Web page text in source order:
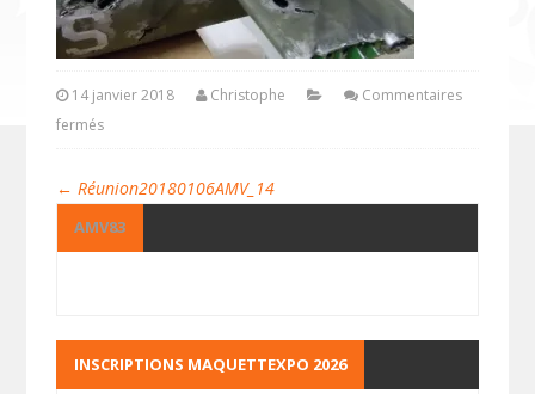
14 janvier 2018 Christophe
Commentaires
fermés
← Réunion20180106AMV_14
AMV83
INSCRIPTIONS MAQUETTEXPO 2026